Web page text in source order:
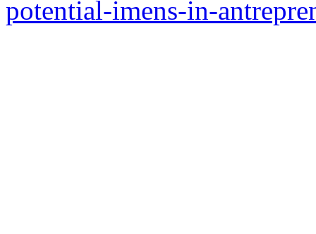
potential-imens-in-